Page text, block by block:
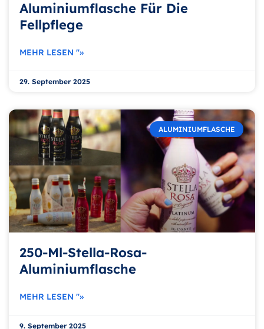
Aluminiumflasche Für Die
Fellpflege
MEHR LESEN "»
29. September 2025
ALUMINIUMFLASCHE
250-Ml-Stella-Rosa-
Aluminiumflasche
MEHR LESEN "»
9. September 2025